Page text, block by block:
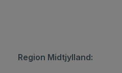
Region Midtjylland: